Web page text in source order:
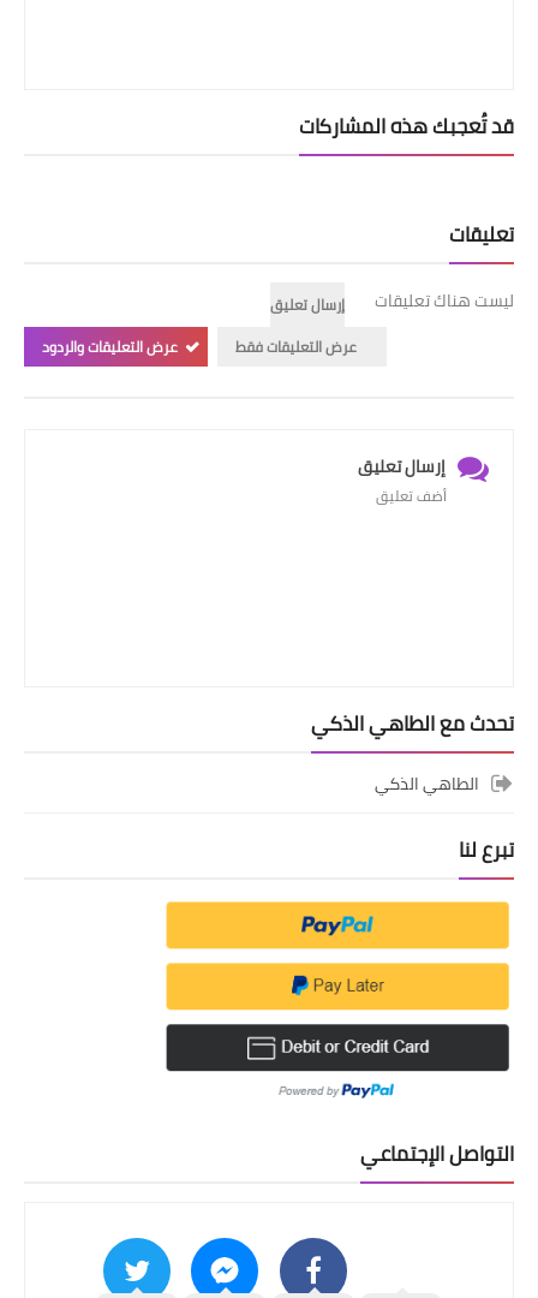
قد تُعجبك هذه المشاركات
تعليقات
ليست هناك تعليقات
إرسال تعليق
عرض التعليقات فقط
عرض التعليقات والردود
إرسال تعليق
أضف تعليق
تحدث مع الطاهي الذكي
الطاهي الذكي
تبرع لنا
التواصل الإجتماعي